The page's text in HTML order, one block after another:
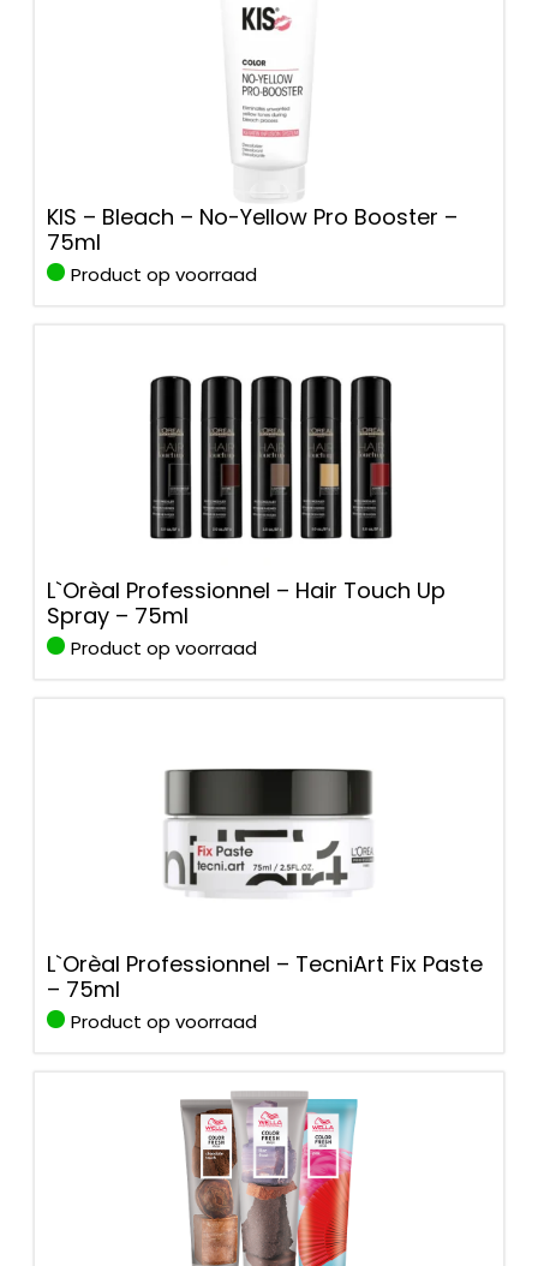
KIS – Bleach – No-Yellow Pro Booster –
75ml
Product op voorraad
L`Orèal Professionnel – Hair Touch Up
Spray – 75ml
Product op voorraad
L`Orèal Professionnel – TecniArt Fix Paste
– 75ml
Product op voorraad